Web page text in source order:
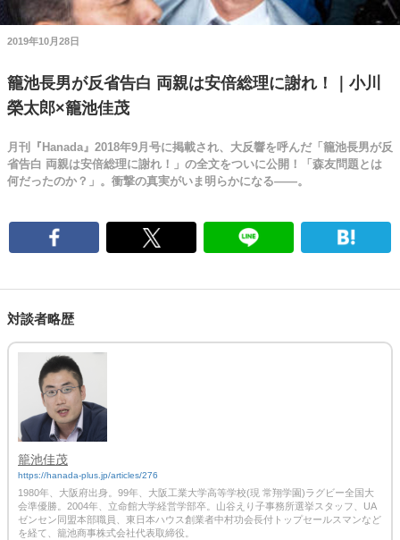
2019年10月28日
籠池長男が反省告白 両親は安倍総理に謝れ！｜小川
榮太郎×籠池佳茂
月刊『Hanada』2018年9月号に掲載され、大反響を呼んだ「籠池長男が反
省告白 両親は安倍総理に謝れ！」の全文をついに公開！「森友問題とは
何だったのか？」。衝撃の真実がいま明らかになる――。
対談者略歴
籠池佳茂
https://hanada-plus.jp/articles/276
1980年、大阪府出身。99年、大阪工業大学高等学校(現 常翔学園)ラグビー全国大
会準優勝。2004年、立命館大学経営学部卒。山谷えり子事務所選挙スタッフ、UA
ゼンセン同盟本部職員、東日本ハウス創業者中村功会長付トップセールスマンなど
を経て、籠池商事株式会社代表取締役。